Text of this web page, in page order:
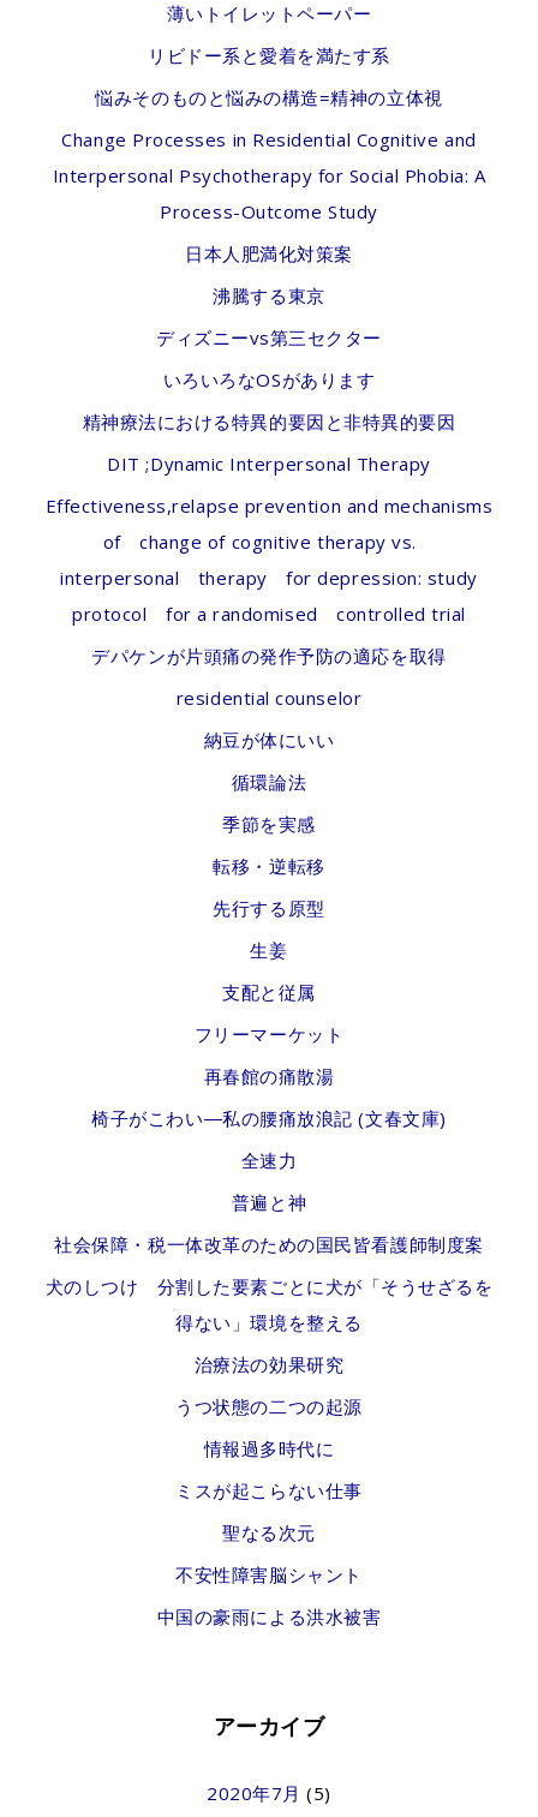
薄いトイレットペーパー
リビドー系と愛着を満たす系
悩みそのものと悩みの構造=精神の立体視
Change Processes in Residential Cognitive and
Interpersonal Psychotherapy for Social Phobia: A
Process-Outcome Study
日本人肥満化対策案
沸騰する東京
ディズニーvs第三セクター
いろいろなOSがあります
精神療法における特異的要因と非特異的要因
DIT ;Dynamic Interpersonal Therapy
Effectiveness,relapse prevention and mechanisms
of change of cognitive therapy vs.
interpersonal therapy for depression: study
protocol for a randomised controlled trial
デパケンが片頭痛の発作予防の適応を取得
residential counselor
納豆が体にいい
循環論法
季節を実感
転移・逆転移
先行する原型
生姜
支配と従属
フリーマーケット
再春館の痛散湯
椅子がこわい―私の腰痛放浪記 (文春文庫)
全速力
普遍と神
社会保障・税一体改革のための国民皆看護師制度案
犬のしつけ 分割した要素ごとに犬が「そうせざるを
得ない」環境を整える
治療法の効果研究
うつ状態の二つの起源
情報過多時代に
ミスが起こらない仕事
聖なる次元
不安性障害脳シャント
中国の豪雨による洪水被害
アーカイブ
2020年7月 (5)